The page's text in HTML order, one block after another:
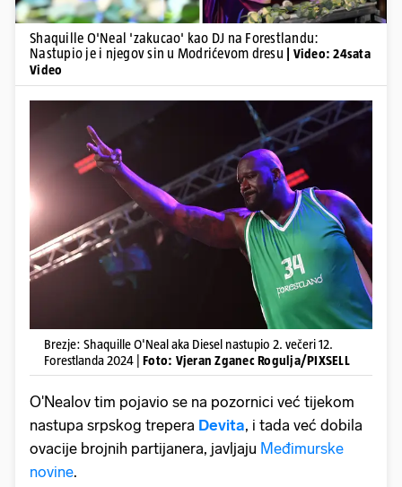
Shaquille O'Neal 'zakucao' kao DJ na Forestlandu:
Nastupio je i njegov sin u Modrićevom dresu
| Video: 24sata
Video
Brezje: Shaquille O'Neal aka Diesel nastupio 2. večeri 12.
Forestlanda 2024 | Foto: Vjeran Zganec Rogulja/PIXSELL
O'Nealov tim pojavio se na pozornici već tijekom
nastupa srpskog trepera Devita, i tada već dobila
ovacije brojnih partijanera, javljaju Međimurske
novine.